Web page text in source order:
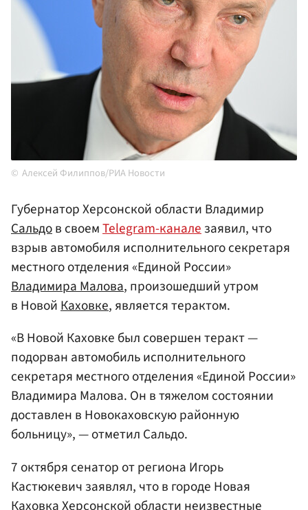
Алексей Филиппов/РИА Новости
Губернатор Херсонской области Владимир
Сальдов своемTelegram-каналезаявил, что
взрыв автомобиля исполнительного секретаря
местного отделения «Единой России»
Владимира Малова, произошедший утром
в НовойКаховке, является терактом.
«В Новой Каховке был совершен теракт —
подорван автомобиль исполнительного
секретаря местного отделения «Единой России»
Владимира Малова. Он в тяжелом состоянии
доставлен в Новокаховскую районную
больницу», — отметил Сальдо.
7 октября сенатор от региона Игорь
Кастюкевич заявлял, что в городе Новая
Каховка Херсонской области неизвестные